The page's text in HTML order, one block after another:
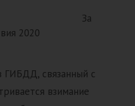
За
ГИБДД, связанный с
взимание